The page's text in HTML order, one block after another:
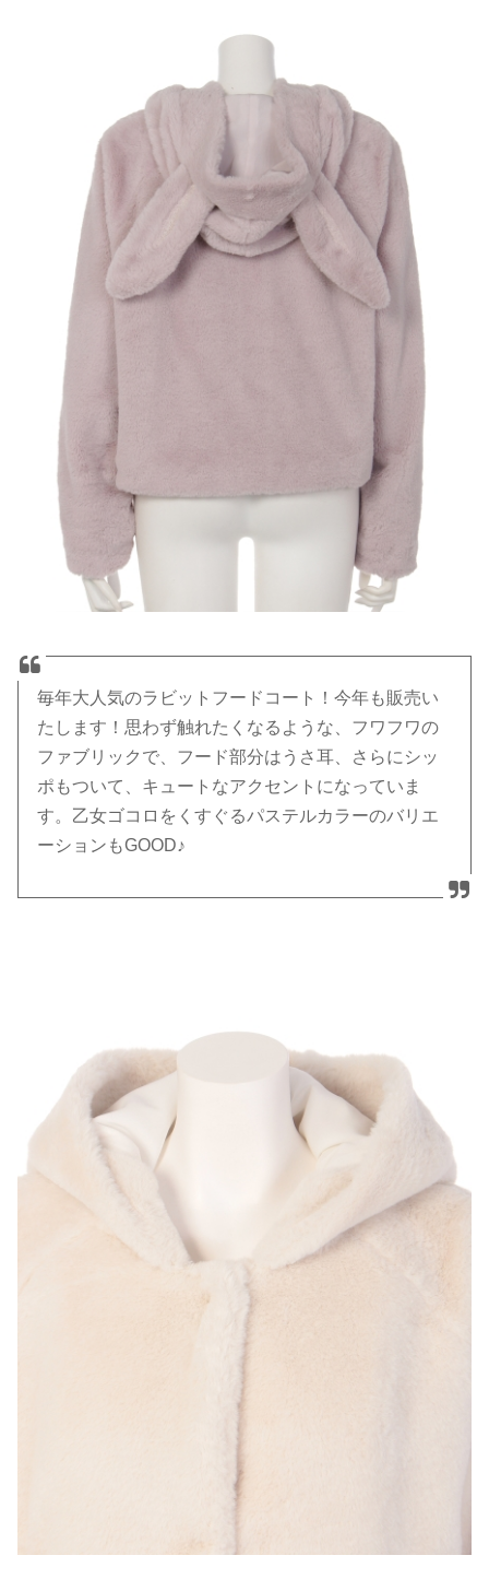
毎年大人気のラビットフードコート！今年も販売い
たします！思わず触れたくなるような、フワフワの
ファブリックで、フード部分はうさ耳、さらにシッ
ポもついて、キュートなアクセントになっていま
す。乙女ゴコロをくすぐるパステルカラーのバリエ
ーションもGOOD♪